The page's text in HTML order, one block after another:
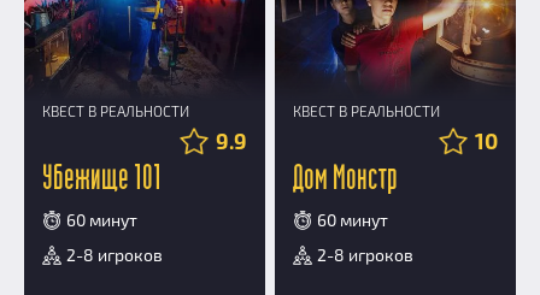
КВЕСТ В РЕАЛЬНОСТИ
9.9
Убежище 101
60 минут
2-8 игроков
КВЕСТ В РЕАЛЬНОСТИ
10
Дом Монстр
60 минут
2-8 игроков